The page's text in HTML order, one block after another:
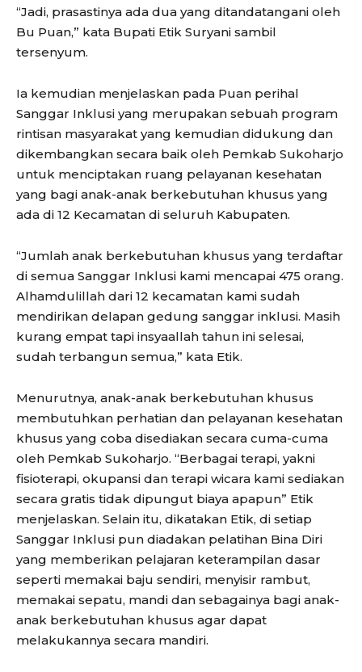
“Jadi, prasastinya ada dua yang ditandatangani oleh
Bu Puan,” kata Bupati Etik Suryani sambil
tersenyum.
Ia kemudian menjelaskan pada Puan perihal
Sanggar Inklusi yang merupakan sebuah program
rintisan masyarakat yang kemudian didukung dan
dikembangkan secara baik oleh Pemkab Sukoharjo
untuk menciptakan ruang pelayanan kesehatan
yang bagi anak-anak berkebutuhan khusus yang
ada di 12 Kecamatan di seluruh Kabupaten.
“Jumlah anak berkebutuhan khusus yang terdaftar
di semua Sanggar Inklusi kami mencapai 475 orang.
Alhamdulillah dari 12 kecamatan kami sudah
mendirikan delapan gedung sanggar inklusi. Masih
kurang empat tapi insyaallah tahun ini selesai,
sudah terbangun semua,” kata Etik.
Menurutnya, anak-anak berkebutuhan khusus
membutuhkan perhatian dan pelayanan kesehatan
khusus yang coba disediakan secara cuma-cuma
oleh Pemkab Sukoharjo. “Berbagai terapi, yakni
fisioterapi, okupansi dan terapi wicara kami sediakan
secara gratis tidak dipungut biaya apapun” Etik
menjelaskan. Selain itu, dikatakan Etik, di setiap
Sanggar Inklusi pun diadakan pelatihan Bina Diri
yang memberikan pelajaran keterampilan dasar
seperti memakai baju sendiri, menyisir rambut,
memakai sepatu, mandi dan sebagainya bagi anak-
anak berkebutuhan khusus agar dapat
melakukannya secara mandiri.